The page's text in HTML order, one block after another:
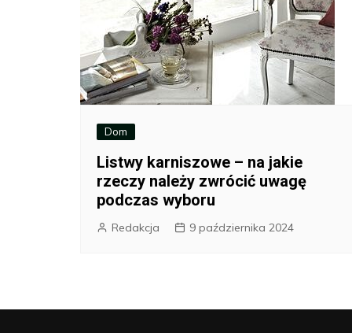
Dom
Listwy karniszowe – na jakie
rzeczy należy zwrócić uwagę
podczas wyboru
Redakcja 9 października 2024